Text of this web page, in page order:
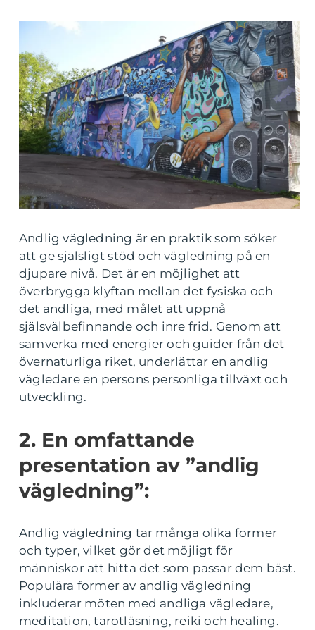
Andlig vägledning är en praktik som söker
att ge själsligt stöd och vägledning på en
djupare nivå. Det är en möjlighet att
överbrygga klyftan mellan det fysiska och
det andliga, med målet att uppnå
själsvälbefinnande och inre frid. Genom att
samverka med energier och guider från det
övernaturliga riket, underlättar en andlig
vägledare en persons personliga tillväxt och
utveckling.
2. En omfattande
presentation av ”andlig
vägledning”:
Andlig vägledning tar många olika former
och typer, vilket gör det möjligt för
människor att hitta det som passar dem bäst.
Populära former av andlig vägledning
inkluderar möten med andliga vägledare,
meditation, tarotläsning, reiki och healing.